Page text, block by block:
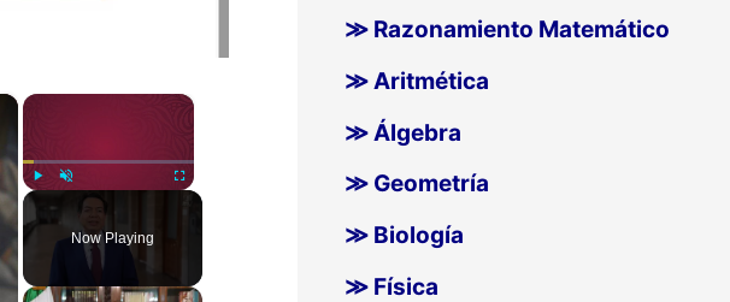
×
Unmute Fullscreen
Now Playing
×
≫ Razonamiento Matemático
≫ Aritmética
≫ Álgebra
≫ Geometría
≫ Biología
≫ Física